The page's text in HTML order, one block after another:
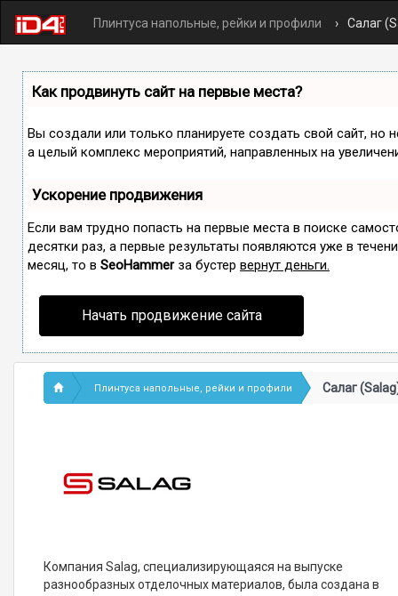
Плинтуса напольные, рейки и профили Салаг
Как продвинуть сайт на первые места?
Вы создали или только планируете создать свой сайт, но
а целый комплекс мероприятий, направленных на
Ускорение продвижения
Если вам трудно попасть на первые места в поиске
десятки раз, а первые результаты появляются уже в
месяц, то в SeoHammerза бустер вернут деньги.
Начать продвижение сайта
Плинтуса напольные, рейки и профили Салаг
Компания Salag, специализирующаяся на выпуске
разнообразных отделочных материалов, была создана в